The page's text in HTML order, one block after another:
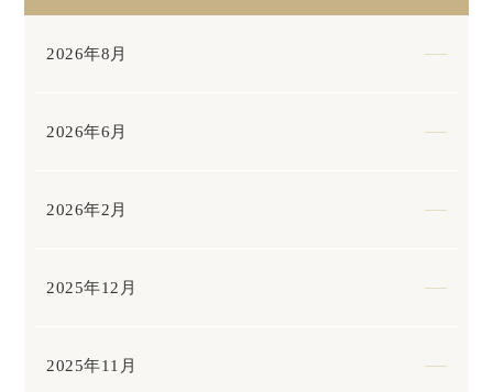
2026年8月
2026年6月
2026年2月
2025年12月
2025年11月